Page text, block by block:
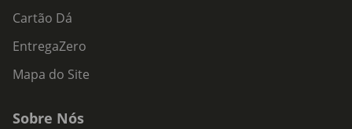
Cartão Dá
EntregaZero
Mapa do Site
Sobre Nós